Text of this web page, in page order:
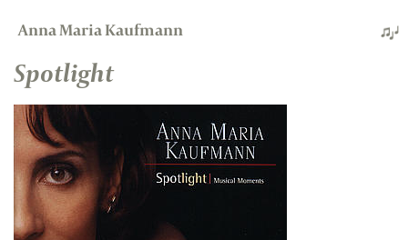
Anna Maria Kaufmann
Spotlight